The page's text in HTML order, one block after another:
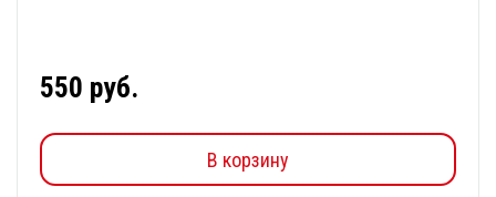
550 руб.
В корзину